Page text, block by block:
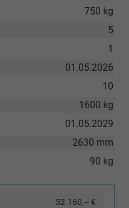
750 kg
5
1
01.05.2026
10
1600 kg
01.05.2029
2630 mm
90 kg
52.160,– €